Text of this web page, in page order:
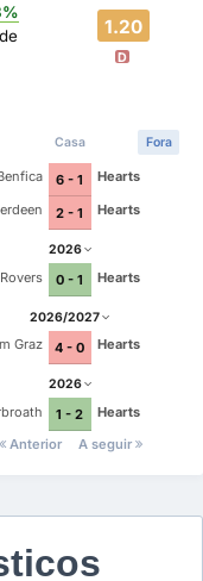
1.20
D
Casa Fora
6 - 1
Hearts
2 - 1 Hearts
2026
0 - 1 Hearts
2026/2027
Graz 4 - 0 Hearts
2026
1 - 2
Hearts
Anterior
A seguir